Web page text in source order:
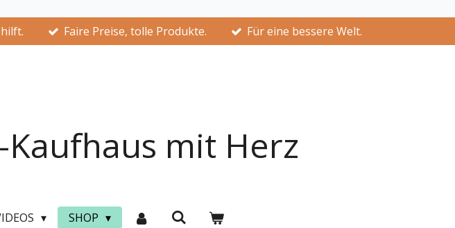
Faire Preise, tolle Produkte. Für eine bessere Welt.
Kaufhaus mit Herz
SHOP